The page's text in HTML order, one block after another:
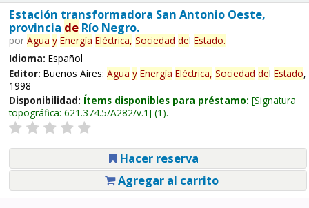
Estación transformadora San Antonio Oeste,
provincia deRío Negro.
por Agua y Energía Eléctrica, Sociedad del Estado.
Idioma: Español
Editor: Buenos Aires: Agua y Energía Eléctrica, Sociedad del Estado,
1998
Disponibilidad: Ítems disponibles para préstamo: Signatura
topográfica: 621.374.5/A282/v.1 (1).
Hacer reserva
Agregar al carrito